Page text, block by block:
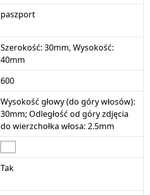
paszport
Szerokość: 30mm, Wysokość:
40mm
600
Wysokość głowy (do góry włosów):
30mm; Odległość od góry zdjęcia
do wierzchołka włosa: 2.5mm
Tak